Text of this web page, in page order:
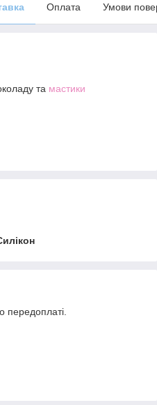
Оплата Умови
та мастики
передоплаті.